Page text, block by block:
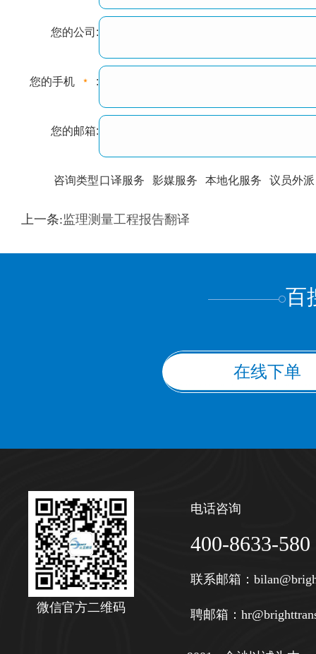
您的公司:
您的手机 :
您的邮箱:
咨询类型口译服务 影媒服务 本地化服务 议员外派
训翻译 标准级 专业级
上一条:监理测量工程报告翻译
百
在线下单
微信官方二维码
电话咨询
400-8633-580
联系邮箱：
聘邮箱：